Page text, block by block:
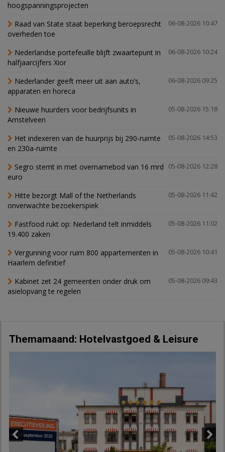
hoogspanningsprojecten
06-08-2026 10:47
Raad van State staat beperking beroepsrecht
overheden toe
06-08-2026 10:24
Nederlandse portefeuille blijft zwaartepunt in
halfjaarcijfers Xior
06-08-2026 09:25
Nederlander geeft meer uit aan auto’s,
apparaten en horeca
05-08-2026 15:18
Nieuwe huurders voor bedrijfsunits in
Amstelveen
05-08-2026 14:53
Het indexeren van de huurprijs bij 290-ruimte
en 230a-ruimte
05-08-2026 12:28
Segro stemt in met overnamebod van 16 mrd
euro
05-08-2026 11:42
Hitte bezorgt Mall of the Netherlands
onverwachte bezoekerspiek
05-08-2026 11:02
Fastfood rukt op: Nederland telt inmiddels
19.400 zaken
05-08-2026 10:41
Vergunning voor ruim 800 appartementen in
Haarlem definitief
05-08-2026 09:43
Kabinet zet 24 gemeenten onder druk om
asielopvang te regelen
Themamaand: Hotelvastgoed & Leisure
Next